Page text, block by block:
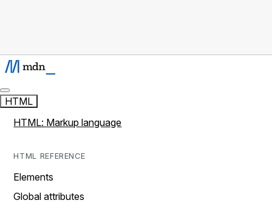
HTML
HTML: Markup language
HTML REFERENCE
Elements
Global attributes